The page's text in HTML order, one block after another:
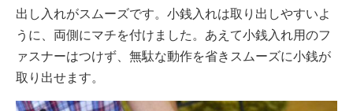
出し入れがスムーズです。小銭入れは取り出しやすいよ
うに、両側にマチを付けました。あえて小銭入れ用のフ
ァスナーはつけず、無駄な動作を省きスムーズに小銭が
取り出せます。